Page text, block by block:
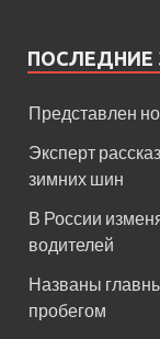
ПОСЛЕДНИЕ
Представлен
Эксперт
зимних шин
В России
водителей
Названы
пробегом